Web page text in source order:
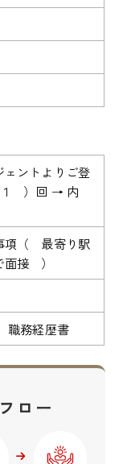
ントよりご登
）回 → 内
項（ 最寄り駅
面接 ）
職務経歴書
ロー